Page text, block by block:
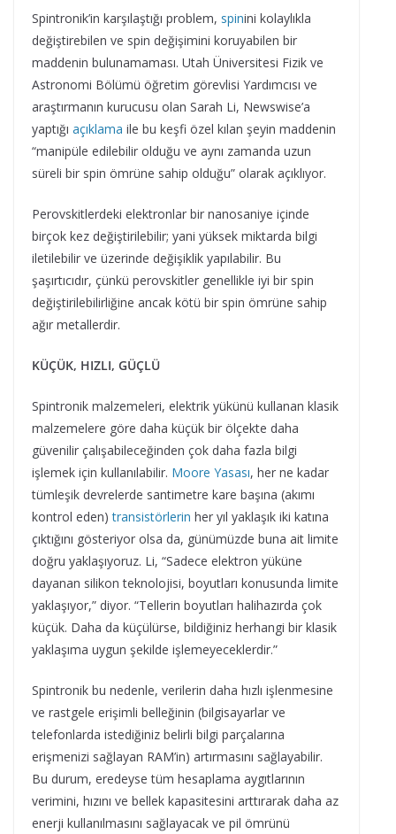
Spintronik’in karşılaştığı problem, spinini kolaylıkla
değiştirebilen ve spin değişimini koruyabilen bir
maddenin bulunamaması. Utah Üniversitesi Fizik ve
Astronomi Bölümü öğretim görevlisi Yardımcısı ve
araştırmanın kurucusu olan Sarah Li, Newswise’a
yaptığı açıklama ile bu keşfi özel kılan şeyin maddenin
“manipüle edilebilir olduğu ve aynı zamanda uzun
süreli bir spin ömrüne sahip olduğu” olarak açıklıyor.
Perovskitlerdeki elektronlar bir nanosaniye içinde
birçok kez değiştirilebilir; yani yüksek miktarda bilgi
iletilebilir ve üzerinde değişiklik yapılabilir. Bu
şaşırtıcıdır, çünkü perovskitler genellikle iyi bir spin
değiştirilebilirliğine ancak kötü bir spin ömrüne sahip
ağır metallerdir.
KÜÇÜK, HIZLI, GÜÇLÜ
Spintronik malzemeleri, elektrik yükünü kullanan klasik
malzemelere göre daha küçük bir ölçekte daha
güvenilir çalışabileceğinden çok daha fazla bilgi
işlemek için kullanılabilir. Moore Yasası, her ne kadar
tümleşik devrelerde santimetre kare başına (akımı
kontrol eden)transistörlerin her yıl yaklaşık iki katına
çıktığını gösteriyor olsa da, günümüzde buna ait limite
doğru yaklaşıyoruz. Li, “Sadece elektron yüküne
dayanan silikon teknolojisi, boyutları konusunda limite
yaklaşıyor,” diyor. “Tellerin boyutları halihazırda çok
küçük. Daha da küçülürse, bildiğiniz herhangi bir klasik
yaklaşıma uygun şekilde işlemeyeceklerdir.”
Spintronik bu nedenle, verilerin daha hızlı işlenmesine
ve rastgele erişimli belleğinin (bilgisayarlar ve
telefonlarda istediğiniz belirli bilgi parçalarına
erişmenizi sağlayan RAM’in) artırmasını sağlayabilir.
Bu durum, eredeyse tüm hesaplama aygıtlarının
verimini, hızını ve bellek kapasitesini arttırarak daha az
enerji kullanılmasını sağlayacak ve pil ömrünü